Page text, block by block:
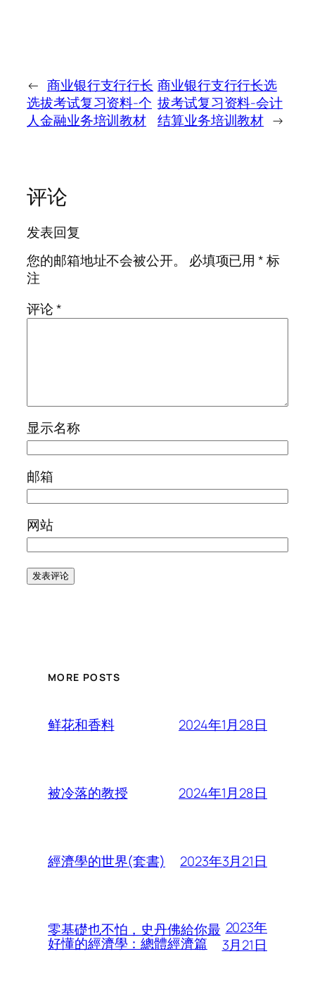
← 商业银行支行行长
选拔考试复习资料-个
人金融业务培训教材
商业银行支行行长选
拔考试复习资料-会计
结算业务培训教材 →
评论
发表回复
您的邮箱地址不会被公开。
必填项已用*标
注
评论*
显示名称
邮箱
网站
MORE POSTS
鲜花和香料 2024年1月28日
被冷落的教授 2024年1月28日
經濟學的世界(套書) 2023年3月21日
零基礎也不怕，史丹佛給你最
好懂的經濟學：總體經濟篇
2023年
3月21日